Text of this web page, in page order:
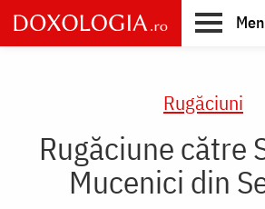
Skip
to
main
Rugăciuni
Rugăciune către
Mucenici din